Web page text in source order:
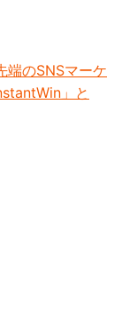
端のSNSマーケ
」と